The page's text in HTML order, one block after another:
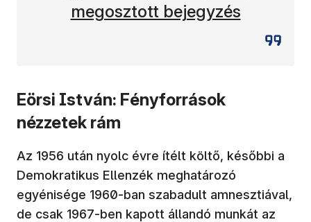
megosztott bejegyzés
Eörsi István: Fényforrások
nézzetek rám
Az 1956 után nyolc évre ítélt költő, későbbi a
Demokratikus Ellenzék meghatározó
egyénisége 1960-ban szabadult amnesztiával,
de csak 1967-ben kapott állandó munkát az